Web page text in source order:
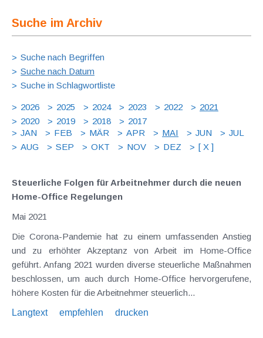
Suche im Archiv
Suche nach Begriffen
Suche nach Datum
Suche in Schlagwortliste
2026 2025 2024 2023 2022
2021
2020
2019 2018
2017
JAN
FEB MÄR APR MAI JUN
JUL
AUG
SEP OKT NOV DEZ [ X ]
Steuerliche Folgen für Arbeitnehmer durch die neuen
Home-Office Regelungen
Mai 2021
Die Corona-Pandemie hat zu einem umfassenden Anstieg
und zu erhöhter Akzeptanz von Arbeit im Home-Office
geführt. Anfang 2021 wurden diverse steuerliche Maßnahmen
beschlossen, um auch durch Home-Office hervorgerufene,
höhere Kosten für die Arbeitnehmer steuerlich...
Langtext
empfehlen drucken